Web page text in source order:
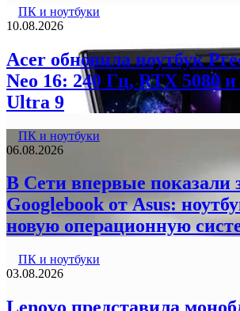
ПК и ноутбуки
10.08.2026
Acer обновила ноутбук
Neo 16: 240 Гц, RTX 5080
Ultra 9
ПК и ноутбуки
06.08.2026
В Сети впервые показали
Googlebook от Asus:
новую операционную
ПК и ноутбуки
03.08.2026